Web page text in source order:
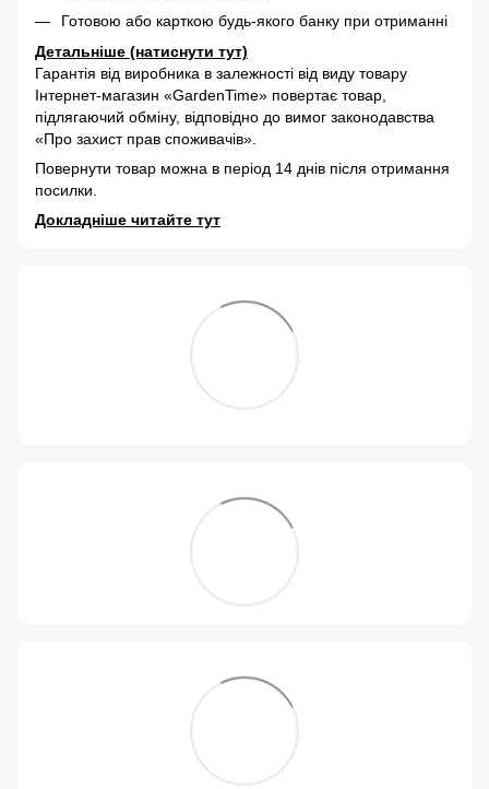
Готовою або карткою будь-якого банку при отриманні
Детальніше (натиснути тут)
Гарантія від виробника в залежності від виду товару
Інтернет-магазин «GardenTime» повертає товар,
підлягаючий обміну, відповідно до вимог законодавства
«Про захист прав споживачів».
Повернути товар можна в період 14 днів після отримання
посилки.
Докладніше читайте тут